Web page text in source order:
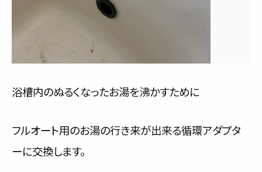
浴槽内のぬるくなったお湯を沸かすために
フルオート用のお湯の行き来が出来る循環アダプタ
ーに交換します。